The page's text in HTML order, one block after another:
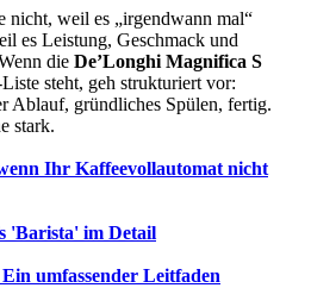
nicht, weil es „irgendwann mal“
es Leistung, Geschmack und
die De’Longhi Magnifica S
steht, geh strukturiert vor:
Ablauf, gründliches Spülen, fertig.
stark.
Ihr Kaffeevollautomat nicht
'Barista' im Detail
umfassender Leitfaden